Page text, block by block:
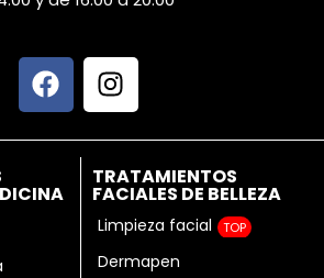
TRATAMIENTOS
FACIALES DE BELLEZA
Limpieza facial TOP
Dermapen